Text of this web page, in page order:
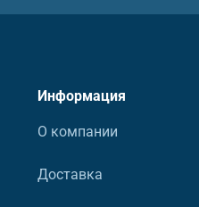
Информация
О компании
Доставка